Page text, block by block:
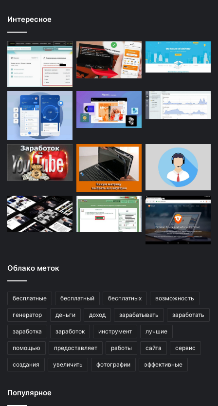
Интересное
Облако меток
бесплатные бесплатный бесплатных возможность
генератор деньги доход зарабатывать заработать
заработка заработок инструмент лучшие
помощью предоставляет работы сайта сервис
создания увеличить фотографии эффективные
Популярное